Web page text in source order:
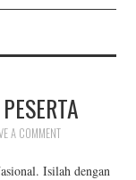
A COMMENT
Isilah dengan